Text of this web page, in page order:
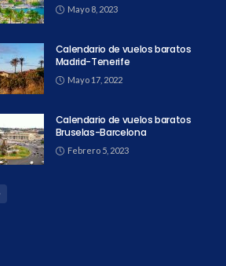
Mayo 8, 2023
Calendario de vuelos baratos
Madrid-Tenerife
Mayo 17, 2022
Calendario de vuelos baratos
Bruselas-Barcelona
Febrero 5, 2023